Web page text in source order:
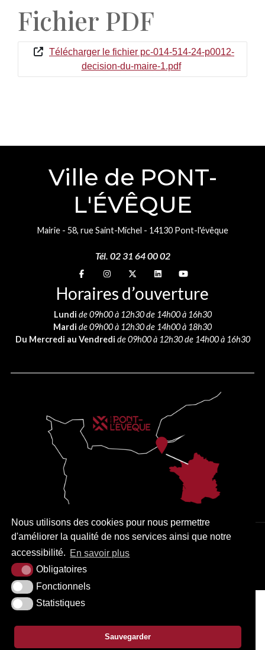
Nous utilisons des cookies pour nous permettre
d'améliorer la qualité de nos services ainsi que notre
accessibilité. En savoir plus
Obligatoires
Fonctionnels
Statistiques
Sauvegarder
Fichier PDF
Télécharger le fichier pc-014-514-24-p0012-
decision-du-maire-1.pdf
Ville de PONT-
L'ÉVÊQUE
Mairie - 58, rue Saint-Michel - 14130 Pont-l'évêque
Tél. 02 31 64 00 02
Suivez-nous sur
Suivez-nous sur
Suivez-nous sur
Suivez-nous sur
Suivez-nous sur
Horaires d’ouverture
Lundi de 09h00 à 12h30 de 14h00 à 16h30
Mardi de 09h00 à 12h30 de 14h00 à 18h30
Du Mercredi au Vendredi de 09h00 à 12h30 de 14h00 à 16h30
PLAN DU SITE MENTIONS LÉGALES ACCESSIBILITÉ